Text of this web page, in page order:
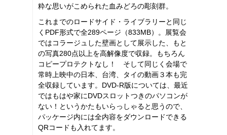
粋な思いがこめられた血みどろの彫刻群。
これまでのロードサイド・ライブラリーと同じ
くPDF形式で全289ページ（833MB）。展覧会
ではコラージュした壁画として展示した、もと
の写真280点以上を高解像度で収録。もちろん
コピープロテクトなし！ そして同じく会場で
常時上映中の日本、台湾、タイの動画３本も完
全収録しています。DVD-R版については、最近
ではもはや家にDVDスロットつきのパソコンが
ない！というかたもいらっしゃると思うので、
パッケージ内には全内容をダウンロードできる
QRコードも入れてます。